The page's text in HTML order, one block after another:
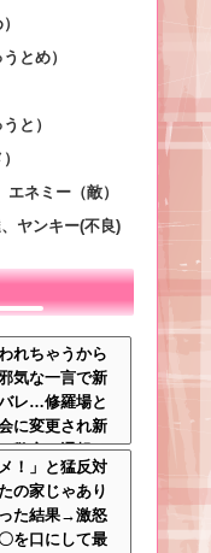
とめ）
と）
ネミー（敵）
ヤンキー(不良)
れちゃうから
気な一言で新
レ…修羅場と
に変更され新
警察に通報さ
レベル
！」と猛反対
の家じゃあり
た結果→激怒
を口にして最